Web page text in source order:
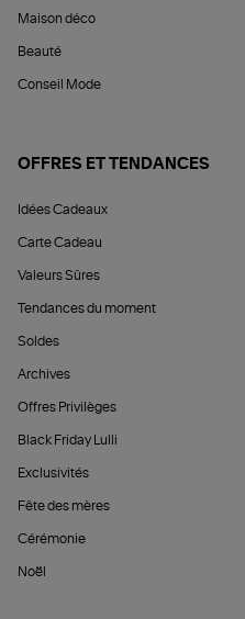
Maison déco
Beauté
Conseil Mode
OFFRES ET TENDANCES
Idées Cadeaux
Carte Cadeau
Valeurs Sûres
Tendances du moment
Soldes
Archives
Offres Privilèges
Black Friday Lulli
Exclusivités
Fête des mères
Cérémonie
Noël